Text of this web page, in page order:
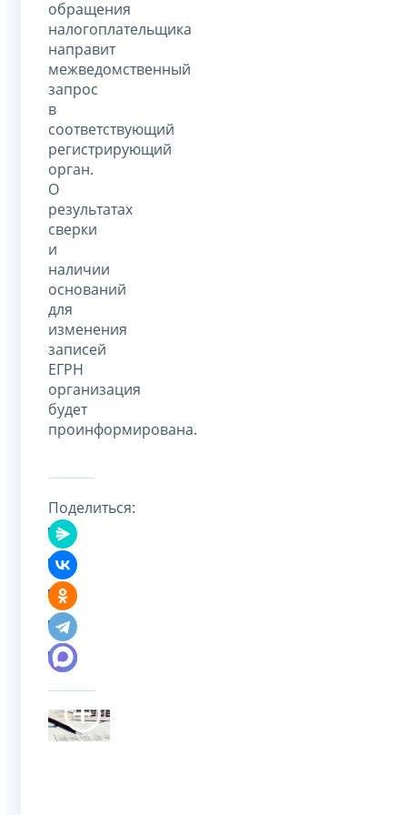
обращения
налогоплательщика
направит
межведомственный
запрос
в
соответствующий
регистрирующий
орган.
О
результатах
сверки
и
наличии
оснований
для
изменения
записей
ЕГРН
организация
будет
проинформирована.
Поделиться: